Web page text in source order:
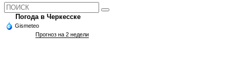
Погода в Черкесске
Gismeteo
Прогноз на 2 недели